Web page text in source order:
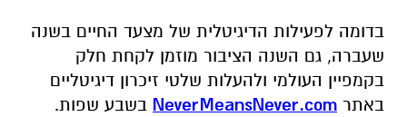
בדומה לפעילות הדיגיטלית של מצעד החיים בשנה
שעברה, גם השנה הציבור מוזמן לקחת חלק
בקמפיין העולמי ולהעלות שלטי זיכרון דיגיטליים
באתר NeverMeansNever.com בשבע שפות.